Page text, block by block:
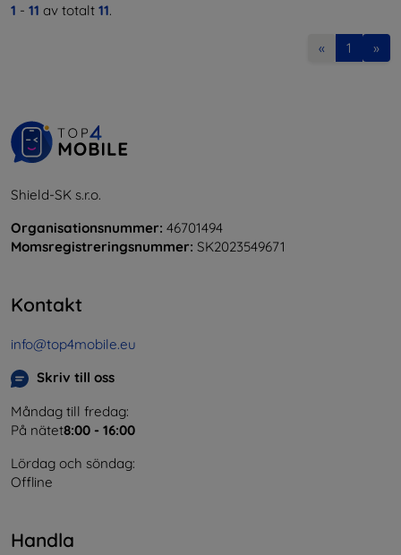
1 - 11 av totalt 11.
« 1 »
Shield-SK s.r.o.
Organisationsnummer: 46701494
Momsregistreringsnummer: SK2023549671
Kontakt
info@top4mobile.eu
Skriv till oss
Måndag till fredag:
På nätet8:00 - 16:00
Lördag och söndag:
Offline
Handla